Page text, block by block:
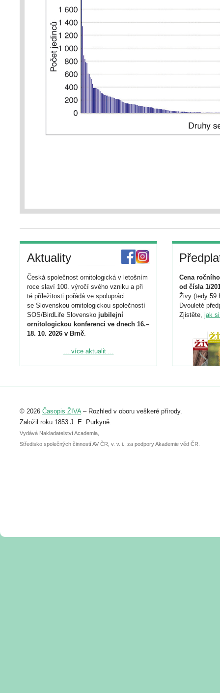
000 jedinců), ale křivka
mnohem méně početná –
dohromady méně jedinců než
zmíněná pěnice černohlavá.
zlogaritmovat (vpravo) – z
druhů jsou relativně
řády) a zhruba polovina druhů
tedy více než o řád méně než
plochách by tyto rozdíly byly
nejméně o dva řády nižší a
Amazonie; asi 600 druhů (tedy
početnosti, nižší než 1 000
(2013)
Aktuality
Česká společnost ornitologická v letošním
roce slaví 100. výročí svého vzniku a při
té příležitosti pořádá ve spolupráci
se Slovenskou ornitologickou společností
SOS/BirdLife Slovensko jubilejní
ornitologickou konferenci ve dnech 16.–
18. 10. 2026 v Brně.
Podrobnější informace ke konferenci
Registrovat se můžete do 6. září.
abstraktu přihlášené přednášky nebo
posteru je už 30. června.
... více aktualit ...
Cena
od čísla 1/
Živy (tedy 59
Dvouleté
Zjistěte, jak
© 2026 Časopis ŽIVA– Rozhled v oboru veškeré přírody.
Založil roku 1853 J. E. Purkyně.
Vydává Nakladatelství Academia,
Středisko společných činností AV ČR, v. v. i., za podpory Akademie věd ČR.